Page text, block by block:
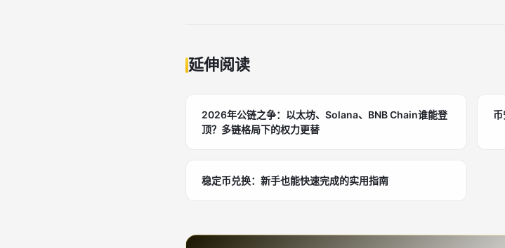
延伸阅读
2026年公链之争：以太坊、Solana、BNB Chain谁能登
顶？多链格局下的权力更替
稳定币兑换：新手也能快速完成的实用指南